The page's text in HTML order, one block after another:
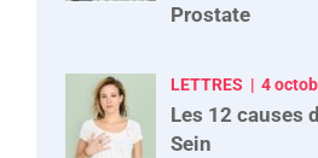
Prostate
LETTRES 4
Les 12 causes
Sein